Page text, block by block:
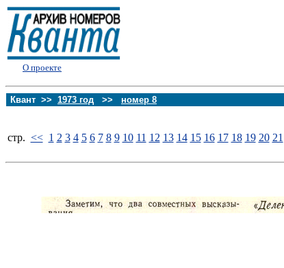
О проекте
Квант >> 1973 год >> номер 8
стp. << 1 2 3 4 5 6 7 8 9 10 11 12 13 14 15 16 17 18 19 20 21